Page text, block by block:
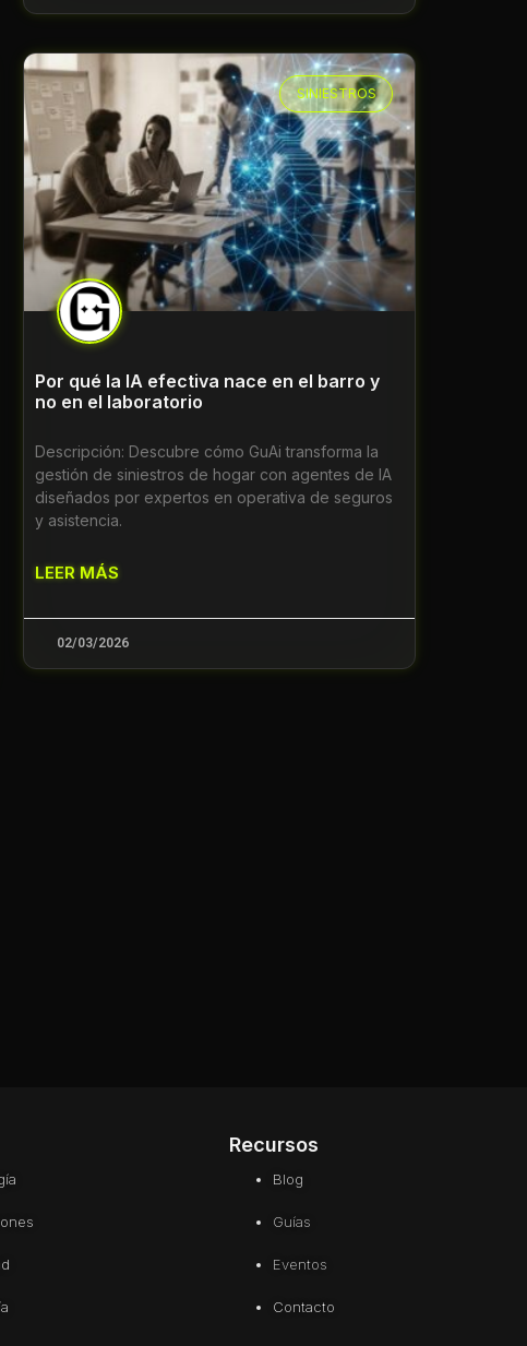
SINIESTROS
Por qué la IA efectiva nace en el barro y
no en el laboratorio
Descripción: Descubre cómo GuAi transforma la
gestión de siniestros de hogar con agentes de IA
diseñados por expertos en operativa de seguros
y asistencia.
LEER MÁS
02/03/2026
Recursos
Blog
Guías
Eventos
Contacto